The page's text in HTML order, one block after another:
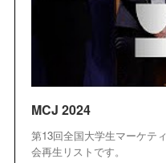
MCJ 2024
第13回全国大学生マーケテ
会再生リストです。